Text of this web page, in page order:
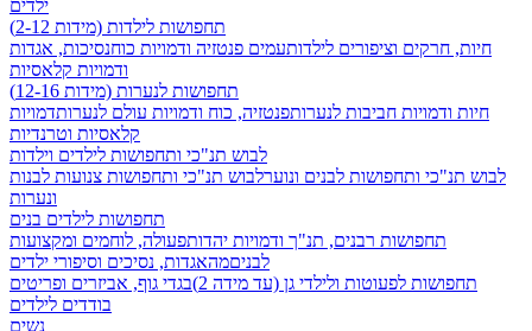
ילדים
תחפושות לילדות (מידות 2-12)
חיות, חרקים וציפורים לילדותעמים פנטזיה ודמויות כוחנסיכות, אגדות
ודמויות קלאסיות
תחפושות לנערות (מידות 12-16)
חיות ודמויות חביבות לנערותפנטזיה, כוח ודמויות עולם לנערותדמויות
קלאסיות וטרנדיות
לבוש תנ"כי ותחפושות לילדים וילדות
לבוש תנ"כי ותחפושות לבנים ונוערלבוש תנ"כי ותחפושות צנועות לבנות
ונערות
תחפושות לילדים בנים
תחפושות רבנים, תנ"ך ודמויות יהדותפעולה, לוחמים ומקצועות
לבניםמהאגדות, נסיכים וסיפורי ילדים
תחפושות לפעוטות ולילדי גן (עד מידה 2)
בגדי גוף, אביזרים ופריטים
בודדים לילדים
נשים